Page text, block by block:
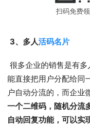
扫码免费
3、多人活码名片
能直接把用户分配给同
户自动分流的，而企业
一个二维码，随机分流
自动回复功能，可以实